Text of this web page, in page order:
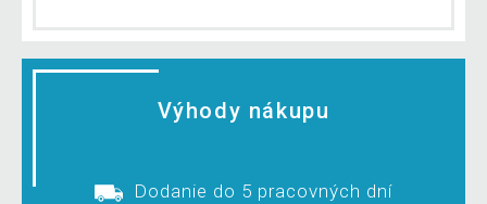
Výhody nákupu
Dodanie do 5 pracovných dní